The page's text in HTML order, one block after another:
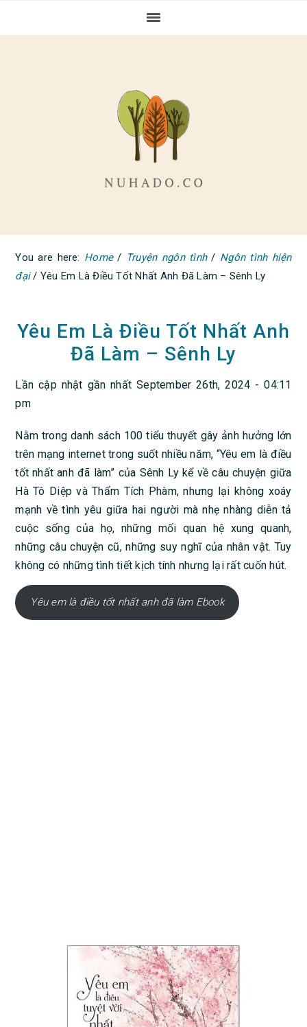
You are here: Home / Truyện ngôn tình / Ngôn tình hiện
đại / Yêu Em Là Điều Tốt Nhất Anh Đã Làm – Sênh Ly
Yêu Em Là Điều Tốt Nhất Anh
Đã Làm – Sênh Ly
Lần cập nhật gần nhất September 26th, 2024 - 04:11
pm
Nằm trong danh sách 100 tiểu thuyết gây ảnh hưởng lớn
trên mạng internet trong suốt nhiều năm, “Yêu em là điều
tốt nhất anh đã làm” của Sênh Ly kể về câu chuyện giữa
Hà Tô Diệp và Thẩm Tích Phàm, nhưng lại không xoáy
mạnh về tình yêu giữa hai người mà nhẹ nhàng diễn tả
cuộc sống của họ, những mối quan hệ xung quanh,
những câu chuyện cũ, những suy nghĩ của nhân vật. Tuy
không có những tình tiết kịch tính nhưng lại rất cuốn hút.
Yêu em là điều tốt nhất anh đã làm Ebook